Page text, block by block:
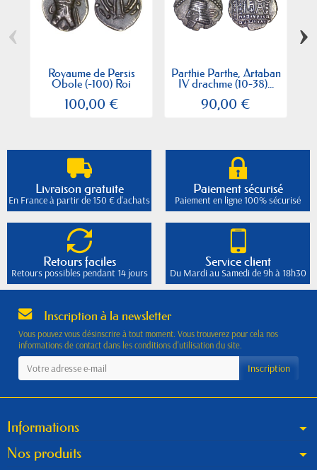
Royaume de Persis
Obole (-100) Roi
100,00 €
Parthie Parthe, Artaban
IV drachme (10-38)...
90,00 €
‹ ›
Livraison gratuite
En France à partir de 150 € d'achats
Paiement sécurisé
Paiement en ligne 100% sécurisé
Retours faciles
Retours possibles pendant 14 jours
Service client
Du Mardi au Samedi de 9h à 18h30
Inscription à la newsletter
Vous pouvez vous désinscrire à tout moment. Vous trouverez pour cela nos
informations de contact dans les conditions d'utilisation du site.
Informations
Nos produits